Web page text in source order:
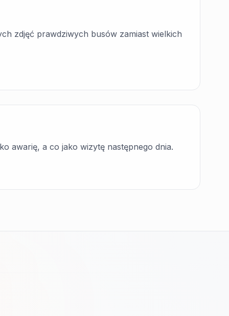
zdjęć prawdziwych busów zamiast wielkich
awarię, a co jako wizytę następnego dnia.